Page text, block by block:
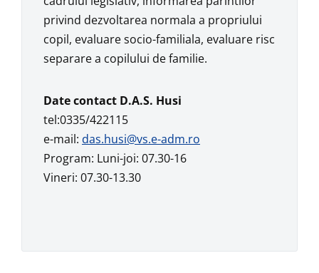
privind dezvoltarea normala a propriului
copil, evaluare socio-familiala, evaluare risc
separare a copilului de familie.
Date contact D.A.S. Husi
tel:0335/422115
e-mail: das.husi@vs.e-adm.ro
Program: Luni-joi: 07.30-16
Vineri: 07.30-13.30